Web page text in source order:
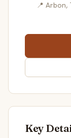
📍 Arbon,
Key